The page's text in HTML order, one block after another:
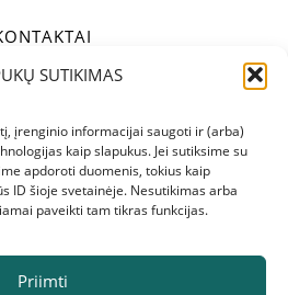
SUTIKIMAS
įrenginio informacijai saugoti ir (arba)
kaip slapukus. Jei sutiksime su
apdoroti duomenis, tokius kaip
ID šioje svetainėje. Nesutikimas arba
paveikti tam tikras funkcijas.
Priimti
673 69298
10:00 - 18:00